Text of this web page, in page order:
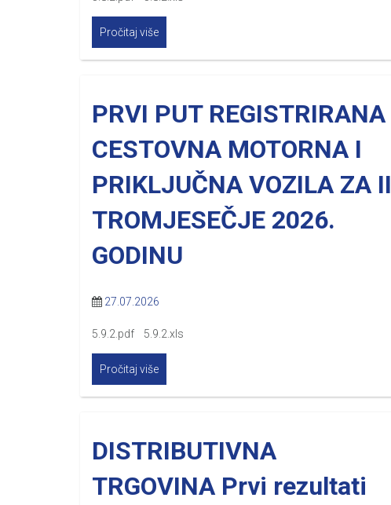
Pročitaj više
PRVI PUT REGISTRIRANA
CESTOVNA MOTORNA I
PRIKLJUČNA VOZILA ZA II
TROMJESEČJE 2026.
GODINU
27.07.2026
5.9.2.pdf 5.9.2.xls
Pročitaj više
DISTRIBUTIVNA
TRGOVINA Prvi rezultati